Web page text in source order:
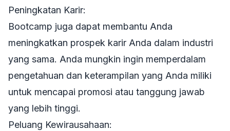
Peningkatan Karir:
Bootcamp juga dapat membantu Anda
meningkatkan prospek karir Anda dalam industri
yang sama. Anda mungkin ingin memperdalam
pengetahuan dan keterampilan yang Anda miliki
untuk mencapai promosi atau tanggung jawab
yang lebih tinggi.
Peluang Kewirausahaan: